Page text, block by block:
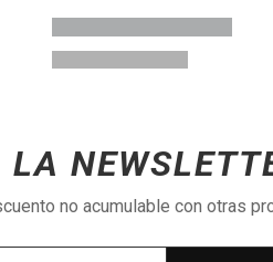
LA
no acumulable con otras